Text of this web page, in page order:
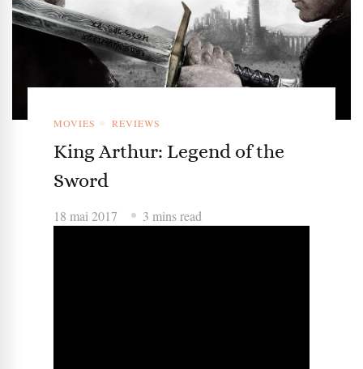
MOVIES REVIEWS
King Arthur: Legend of the
Sword
18 mai 2017 3 mins read